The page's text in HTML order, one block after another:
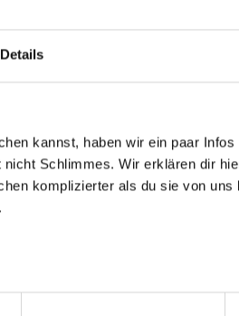
Details
kannst, haben wir ein paar
Schlimmes. Wir erklären dir
komplizierter als du sie von
(„Notwendig“), um von dir
bieten Sie an?
Wie sieht der
frau für
an.